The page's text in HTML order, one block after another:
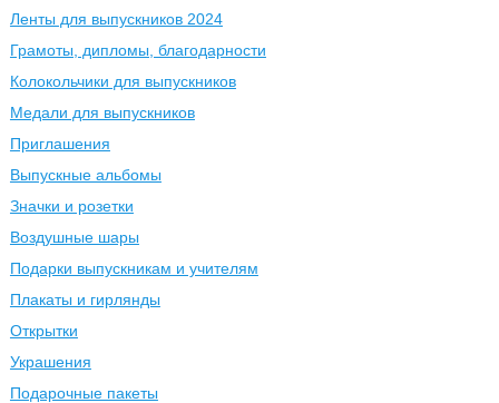
Ленты для выпускников 2024
Грамоты, дипломы, благодарности
Колокольчики для выпускников
Медали для выпускников
Приглашения
Выпускные альбомы
Значки и розетки
Воздушные шары
Подарки выпускникам и учителям
Плакаты и гирлянды
Открытки
Украшения
Подарочные пакеты